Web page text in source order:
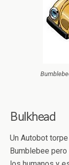
Bulkhead
Un Autobot
Bumblebee